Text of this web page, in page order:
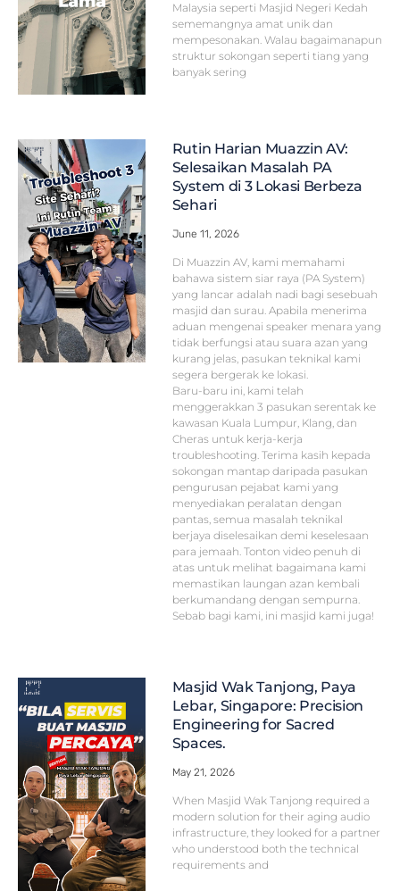
Malaysia seperti Masjid Negeri Kedah
sememangnya amat unik dan
mempesonakan. Walau bagaimanapun,
struktur sokongan seperti tiang yang
banyak sering
Rutin Harian Muazzin AV:
Selesaikan Masalah PA
System di 3 Lokasi Berbeza
Sehari
June 11, 2026
Di Muazzin AV, kami memahami
bahawa sistem siar raya (PA System)
yang lancar adalah nadi bagi sesebuah
masjid dan surau. Apabila menerima
aduan mengenai speaker menara yang
tidak berfungsi atau suara azan yang
kurang jelas, pasukan teknikal kami
segera bergerak ke lokasi.
Baru-baru ini, kami telah
menggerakkan 3 pasukan serentak ke
kawasan Kuala Lumpur, Klang, dan
Cheras untuk kerja-kerja
troubleshooting. Terima kasih kepada
sokongan mantap daripada pasukan
pengurusan pejabat kami yang
menyediakan peralatan dengan
pantas, semua masalah teknikal
berjaya diselesaikan demi keselesaan
para jemaah. Tonton video penuh di
atas untuk melihat bagaimana kami
memastikan laungan azan kembali
berkumandang dengan sempurna.
Sebab bagi kami, ini masjid kami juga!
Masjid Wak Tanjong, Paya
Lebar, Singapore: Precision
Engineering for Sacred
Spaces.
May 21, 2026
When Masjid Wak Tanjong required a
modern solution for their aging audio
infrastructure, they looked for a partner
who understood both the technical
requirements and